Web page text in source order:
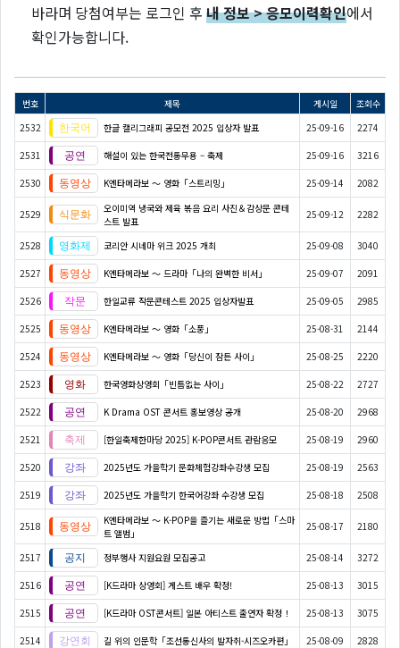
바라며 당첨여부는 로그인 후 내 정보 > 응모이력확인에서
확인가능합니다.
번호 제목 게시일
조회수
2532
한글 캘리그래피 공모전 2025 입상자 발표 25-09-16 2274
2531 해설이 있는 한국전통무용 – 축제 25-09-16 3216
2530 K엔타메라보 ～ 영화「스트리밍」 25-09-14 2082
2529
오이미역 냉국와 제육 볶음 요리 사진＆감상문 콘테
스트 발표
25-09-12 2282
2528 코리안 시네마 위크 2025 개최 25-09-08 3040
2527 K엔타메라보 ～ 드라마「나의 완벽한 비서」 25-09-07 2091
2526 한일교류 작문콘테스트 2025 입상자발표 25-09-05 2985
2525 K엔타메라보 ～ 영화「소풍」 25-08-31 2144
2524 K엔타메라보 ～ 영화「당신이 잠든 사이」 25-08-25 2220
2523 한국영화상영회「빈틈없는 사이」 25-08-22 2727
2522 K Drama OST 콘서트 홍보영상 공개 25-08-20 2968
2521 [한일축제한마당 2025] K-POP콘서트 관람응모 25-08-19 2960
2520 2025년도 가을학기 문화체험강좌수강생 모집 25-08-19 2563
2519 2025년도 가을학기 한국어강좌 수강생 모집 25-08-18 2508
2518
K엔타메라보 ～ K-POP을 즐기는 새로운 방법「스마
트 앨범」
25-08-17 2180
2517 정부행사 지원요원 모집공고 25-08-14 3272
2516 [K드라마 상영회] 게스트 배우 확정! 25-08-13 3015
2515 [K드라마 OST콘서트] 일본 아티스트 출연자 확정！ 25-08-13 3075
2514 길 위의 인문학「조선통신사의 발자취-시즈오카편」 25-08-09 2828